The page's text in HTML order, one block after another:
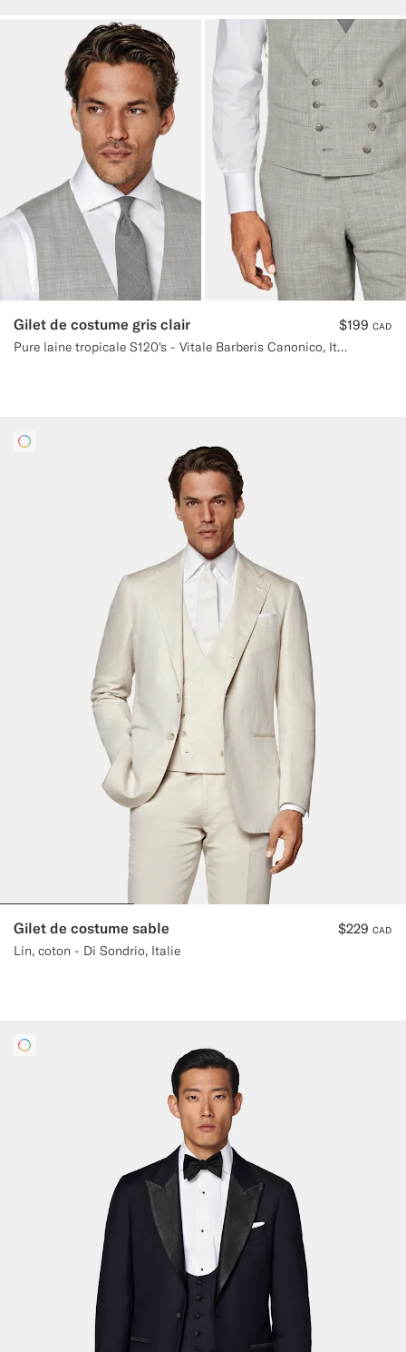
Gilet de costume gris clair
Pure laine tropicale S120's - Vitale Barberis Canonico, Italie
$199 CAD
Gilet de costume sable
Lin, coton - Di Sondrio, Italie
$229 CAD